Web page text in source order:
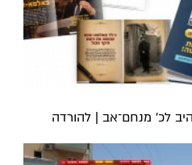
לכ’ מנחם־אב | להורדה